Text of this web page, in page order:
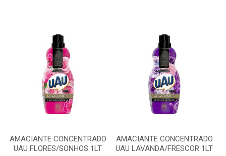
AMACIANTE CONCENTRADO
UAU FLORES/SONHOS 1LT
AMACIANTE CONCENTRADO
UAU LAVANDA/FRESCOR 1LT